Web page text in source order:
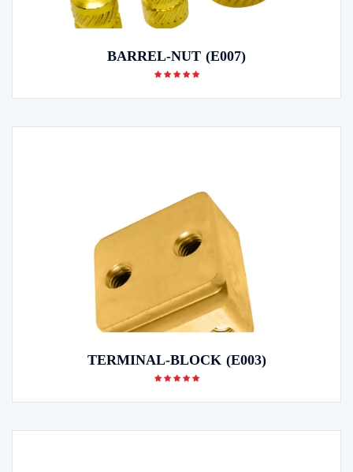
BARREL-NUT (E007)
TERMINAL-BLOCK (E003)